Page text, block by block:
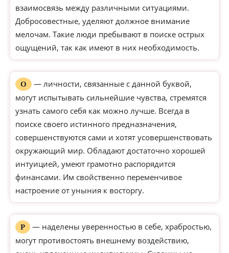
взаимосвязь между различными ситуациями.
Добросовестные, уделяют должное внимание
мелочам. Такие люди пребывают в поиске острых
ощущений, так как имеют в них необходимость.
О
— личности, связанные с данной буквой,
могут испытывать сильнейшие чувства, стремятся
узнать самого себя как можно лучше. Всегда в
поиске своего истинного предназначения,
совершенствуются сами и хотят усовершенствовать
окружающий мир. Обладают достаточно хорошей
интуицией, умеют грамотно распорядится
финансами. Им свойственно переменчивое
настроение от уныния к восторгу.
Р
— наделены уверенностью в себе, храбростью,
могут противостоять внешнему воздействию,